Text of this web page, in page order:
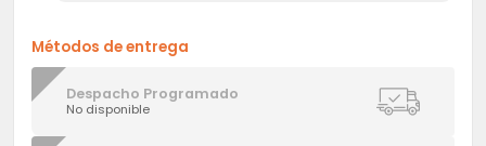
Métodos de entrega
Despacho Programado
No disponible